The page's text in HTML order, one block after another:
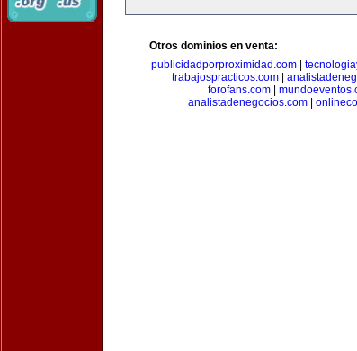
Otros dominios en venta:
publicidadporproximidad.com|
trabajospracticos.com|
forofans.com
analistadenegocios.com